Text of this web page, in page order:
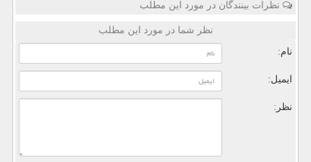
نظرات بینندگان در مورد این مطلب
نظر شما در مورد این مطلب
نام:
ایمیل:
نظر: